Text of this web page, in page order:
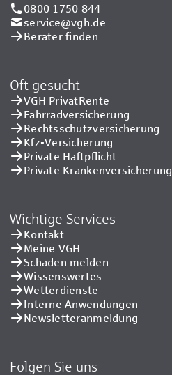
0800 1750 844
service@vgh.de
Berater finden
Oft gesucht
VGH PrivatRente
Fahrradversicherung
Rechtsschutzversicherung
Kfz-Versicherung
Private Haftpflicht
Private Kranken­versicherung
Wichtige Services
Kontakt
Meine VGH
Schaden melden
Wissenswertes
Wetterdienste
Interne Anwendungen
Newsletteranmeldung
Folgen Sie uns